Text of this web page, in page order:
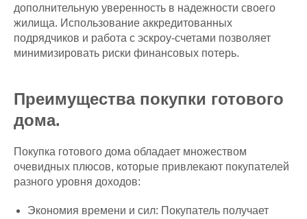
дополнительную уверенность в надежности своего
жилища. Использование аккредитованных
подрядчиков и работа с эскроу-счетами позволяет
минимизировать риски финансовых потерь.
Преимущества покупки готового
дома.
Покупка готового дома обладает множеством
очевидных плюсов, которые привлекают покупателей
разного уровня доходов:
Экономия времени и сил: Покупатель получает